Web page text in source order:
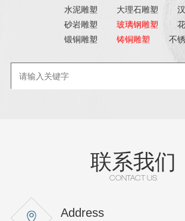
水泥雕塑
大理石雕塑
砂岩雕塑
玻璃钢雕塑
锻铜雕塑
铸铜雕塑 不
联系我们
CONTACT US
Address